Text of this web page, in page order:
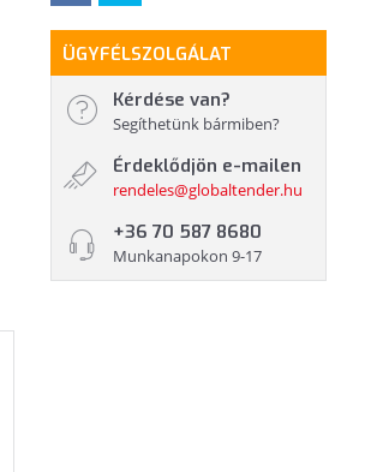
ÜGYFÉLSZOLGÁLAT
Kérdése van?
Segíthetünk bármiben?
Érdeklődjön e-mailen
rendeles@globaltender.hu
+36 70 587 8680
Munkanapokon 9-17